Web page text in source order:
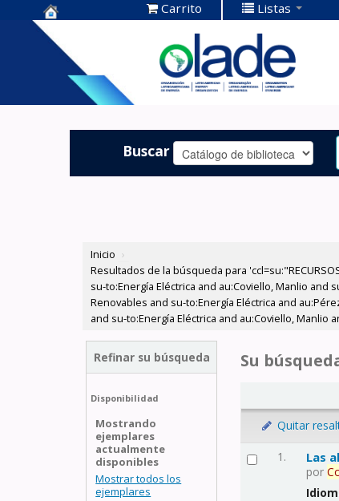
Centro de
Documentación
OLADE -
Carrito Listas
Buscar
Inicio ›
Resultados de la búsqueda para
su-to:Energía Eléctrica and au:Coviello, Manlio and
Renovables and su-to:Energía Eléctrica and
and su-to:Energía Eléctrica and au:Coviello, Manlio
Refinar su búsqueda
Disponibilidad
Mostrando
ejemplares
actualmente
disponibles
Mostrar todos los
ejemplares
Su
Quitar
1. Las
por